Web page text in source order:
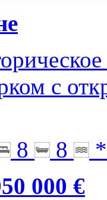
с
8 8
*
000 €